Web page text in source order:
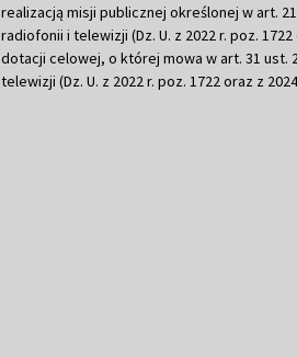
realizacją misji publicznej określonej w art.
radiofonii i telewizji (Dz. U. z 2022 r. poz.
dotacji celowej, o której mowa w art. 31 ust.
telewizji (Dz. U. z 2022 r. poz. 1722 oraz z